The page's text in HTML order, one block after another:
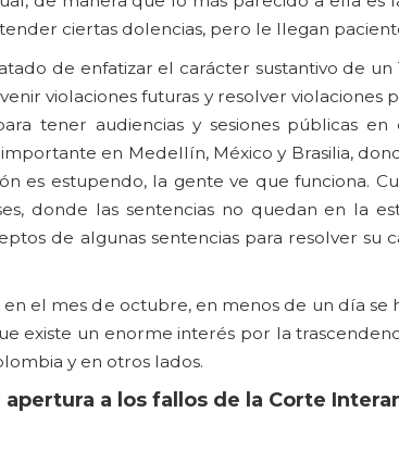
ciertas dolencias, pero le llegan
de enfatizar el carácter sustantivo de
violaciones futuras y resolver violaciones
tener audiencias y sesiones públicas en
en Medellín, México y Brasilia,
es estupendo, la gente ve que funciona.
donde las sentencias no quedan en la
de algunas sentencias para resolver su
el mes de octubre, en menos de un día se
existe un enorme interés por la
y en otros lados.
a los fallos de la Corte